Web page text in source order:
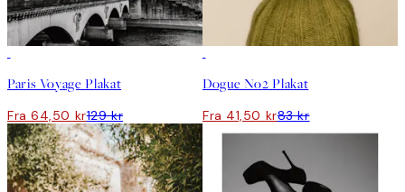
Paris Voyage Plakat
Fra 64,50 kr129 kr
Dogue No2 Plakat
Fra 41,50 kr83 kr